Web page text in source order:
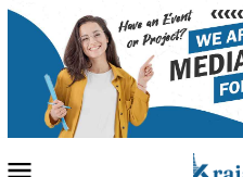
Loncat